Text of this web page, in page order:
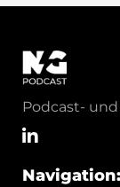
Podcast-
Navigation: